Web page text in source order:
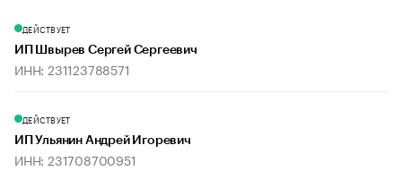
ДЕЙСТВУЕТ
ИП Швырев Сергей Сергеевич
ИНН: 231123788571
ДЕЙСТВУЕТ
ИП Ульянин Андрей Игоревич
ИНН: 231708700951